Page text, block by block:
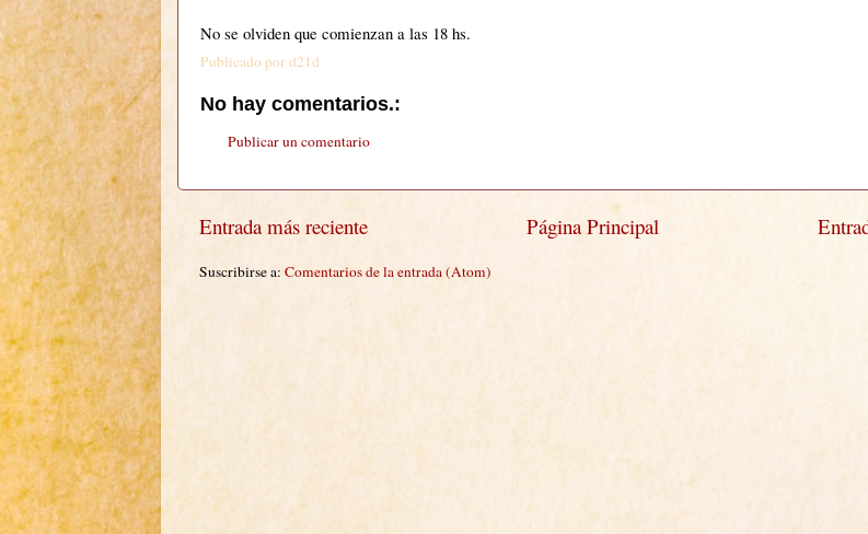
No se olviden que comienzan a las 18 hs.
Publicado pord21d
No hay comentarios.:
Publicar un comentario
Entrada más reciente Página Principal
Suscribirse a: Comentarios de la entrada (Atom)